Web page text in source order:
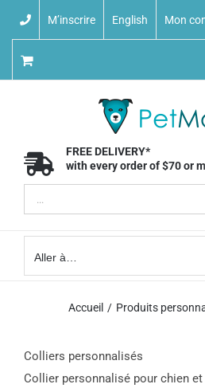
content
M’inscrire English Mon
FREE DELIVERY*
with every order of $70 or
sur
le
site
Aller à…
Accueil Produits
Colliers personnalisés
Collier personnalisé pour chien